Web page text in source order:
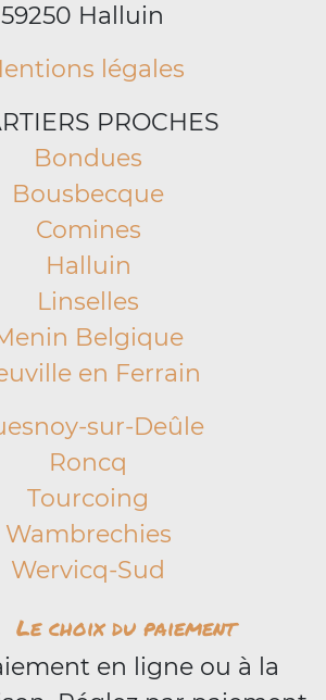
59250 Halluin
légales
PROCHES
Bondues
Bousbecque
Comines
Halluin
Linselles
Belgique
en Ferrain
sur-Deûle
Roncq
Tourcoing
Wambrechies
Wervicq-Sud
Le choix du paiement
en ligne ou à la